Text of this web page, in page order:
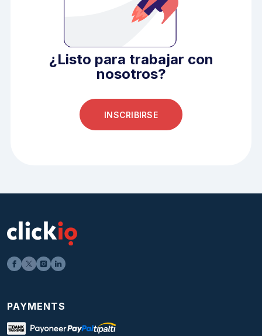
¿Listo para trabajar con
nosotros?
INSCRIBIRSE
PAYMENTS